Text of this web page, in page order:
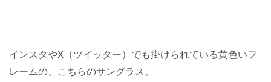
インスタやX（ツイッター）でも掛けられている黄色いフ
レームの、こちらのサングラス。